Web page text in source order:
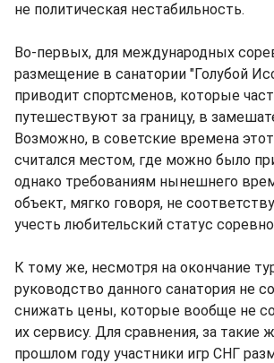
не политическая нестабильность.
Во-первых, для международных
размещение в санатории "Голубой
приводит спортсменов, которые
путешествуют за границу, в
Возможно, в советские времена
считался местом, где можно было
однако требованиям нынешнего
объект, мягко говоря, не
учесть любительский статус
К тому же, несмотря на окончание
руководство данного санатория не
снижать цены, которые вообще не
их сервису. Для сравнения, за такие
прошлом году участники игр СНГ